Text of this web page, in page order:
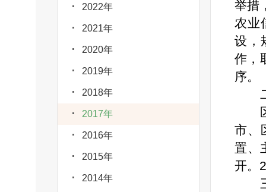
2022年
2021年
2020年
2019年
2018年
2017年
2016年
2015年
2014年
举措
农业
设，
作，
序。
市、
置、
开。